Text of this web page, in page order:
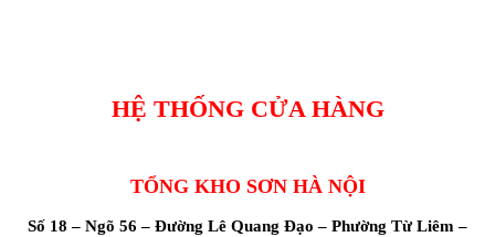
HỆ THỐNG CỬA HÀNG
TỔNG KHO SƠN HÀ NỘI
Số 18 – Ngõ 56 – Đường Lê Quang Đạo – Phường Từ Liêm –